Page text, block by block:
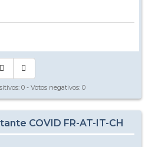
0 - Votos negativos: 0
COVID FR-AT-IT-CH